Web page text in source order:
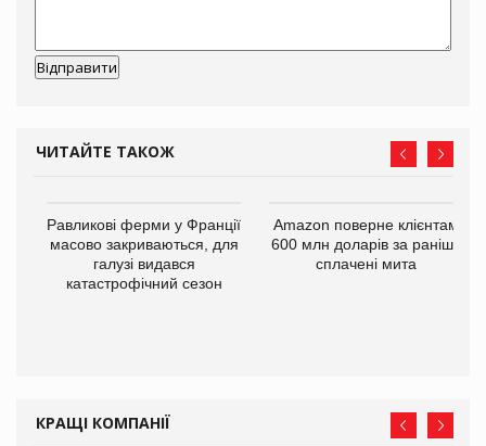
ЧИТАЙТЕ ТАКОЖ
Равликові ферми у Франції
масово закриваються, для
галузі видався
катастрофічний сезон
Amazon поверне клієнтам
600 млн доларів за раніше
сплачені мита
КРАЩІ КОМПАНІЇ